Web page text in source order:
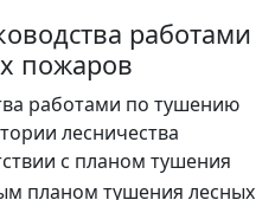
работами
пожаров
работами по тушению
лесничества
с планом тушения
планом тушения лесных